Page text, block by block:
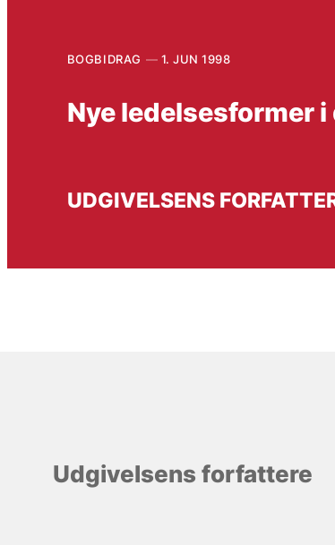
BOGBIDRAG 1. JUN 1998
Nye ledelsesformer
UDGIVELSENS
Udgivelsens forfattere